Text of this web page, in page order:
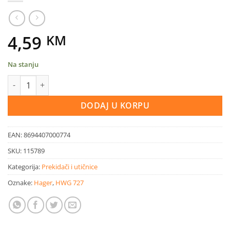
4,59 KM
Na stanju
Hager Slijepi poklopac sa centralnom tipkom Lumina količina
DODAJ U KORPU
EAN:8694407000774
SKU: 115789
Kategorija: Prekidači i utičnice
Oznake: Hager, HWG 727